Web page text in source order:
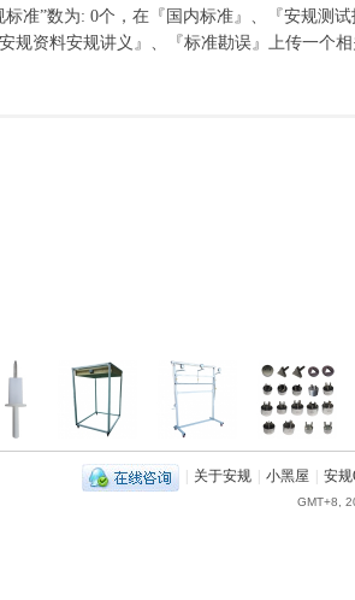
标准”数为: 0个，在『国内标准』、『安规测
规资料安规讲义』、『标准勘误』上传一个
关于安规 小黑屋 安
GMT+8,